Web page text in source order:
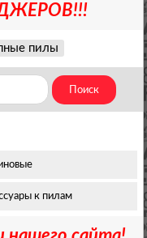
пилы
к пилам